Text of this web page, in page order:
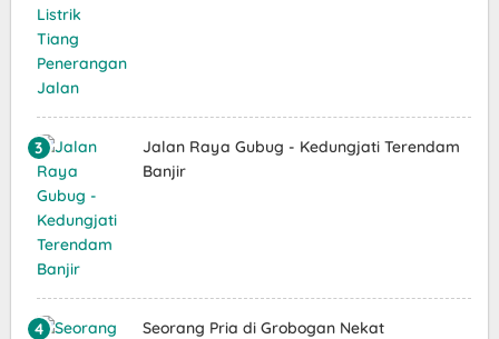
Jalan Raya Gubug - Kedungjati Terendam
Banjir
Seorang Pria di Grobogan Nekat